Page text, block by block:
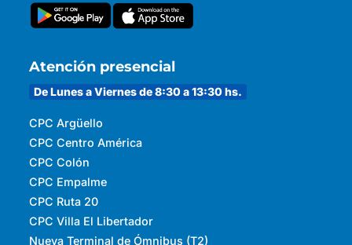
Atención presencial
De Lunes a Viernes de 8:30 a 13:30 hs.
CPC Argüello
CPC Centro América
CPC Colón
CPC Empalme
CPC Ruta 20
CPC Villa El Libertador
Nueva Terminal de Ómnibus (T2)